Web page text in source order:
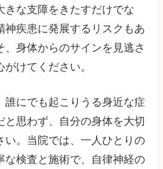
きな支障をきたすだけでな
神疾患に発展するリスクもあ
、身体からのサインを見逃さ
けてください。
誰にでも起こりうる身近な症
と思わず、自分の身体を大切
い。当院では、一人ひとりの
な検査と施術で、自律神経の